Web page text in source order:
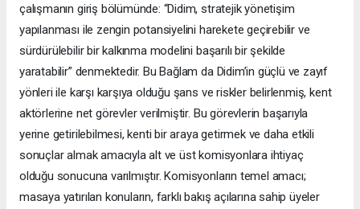
çalışmanın giriş bölümünde: “Didim, stratejik yönetişim
yapılanması ile zengin potansiyelini harekete geçirebilir ve
sürdürülebilir bir kalkınma modelini başarılı bir şekilde
yaratabilir” denmektedir. Bu Bağlam da Didim’in güçlü ve zayıf
yönleri ile karşı karşıya olduğu şans ve riskler belirlenmiş, kent
aktörlerine net görevler verilmiştir. Bu görevlerin başarıyla
yerine getirilebilmesi, kenti bir araya getirmek ve daha etkili
sonuçlar almak amacıyla alt ve üst komisyonlara ihtiyaç
olduğu sonucuna varılmıştır. Komisyonların temel amacı;
masaya yatırılan konuların, farklı bakış açılarına sahip üyeler